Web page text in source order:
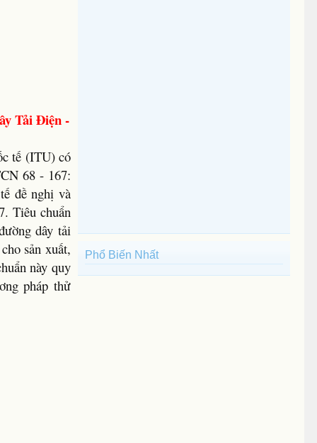
Tải Điện -
tế (ITU) có
68 - 167:
đề nghị và
Tiêu chuẩn
dây tải
sản xuất,
này quy
pháp thử
Phổ Biến Nhất